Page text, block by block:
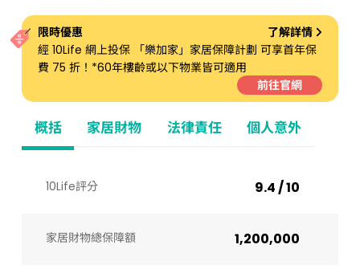
概括 家居財物 法律責任 個人意外
限時優惠
了解詳情
經 10Life 網上投保 「樂加家」家居保障計劃 可享首年保
費 75 折！*60年樓齡或以下物業皆可適用
前往官網
10Life評分 9.4 / 10
家居財物總保障額 1,200,000